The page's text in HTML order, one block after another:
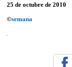
25 de octubre de 2010
©semana